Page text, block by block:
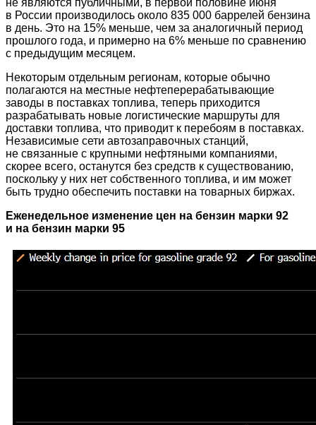
в России производилось около 835 000 баррелей бензина
в день. Это на 15% меньше, чем за аналогичный период
прошлого года, и примерно на 6% меньше по сравнению
с предыдущим месяцем.
Некоторым отдельным регионам, которые обычно
полагаются на местные нефтеперерабатывающие
заводы в поставках топлива, теперь приходится
разрабатывать новые логистические маршруты для
доставки топлива, что приводит к перебоям в поставках.
Независимые сети автозаправочных станций,
не связанные с крупными нефтяными компаниями,
скорее всего, останутся без средств к существованию,
поскольку у них нет собственного топлива, и им может
быть трудно обеспечить поставки на товарных биржах.
Еженедельное изменение цен на бензин марки 92
и на бензин марки 95